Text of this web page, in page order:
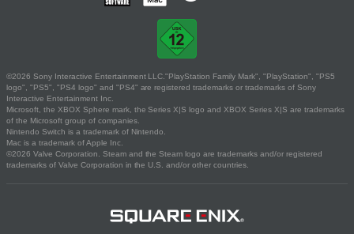
©2026 Sony Interactive Entertainment LLC."PlayStation Family Mark", "PlayStation", "PS5
logo", "PS5", "PS4 logo" and "PS4" are registered trademarks or trademarks of Sony
Interactive Entertainment Inc.
Microsoft, the XBOX Sphere mark, the Series X|S logo and XBOX Series X|S are trademarks
of the Microsoft group of companies.
Nintendo Switch is a trademark of Nintendo.
Mac is a trademark of Apple Inc.
©2026 Valve Corporation. Steam and the Steam logo are trademarks and/or registered
trademarks of Valve Corporation in the U.S. and/or other countries.